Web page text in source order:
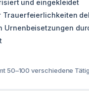
und eingekleidet
Trauerfeierlichkeiten
Urnenbeisetzungen
50–100 verschiedene